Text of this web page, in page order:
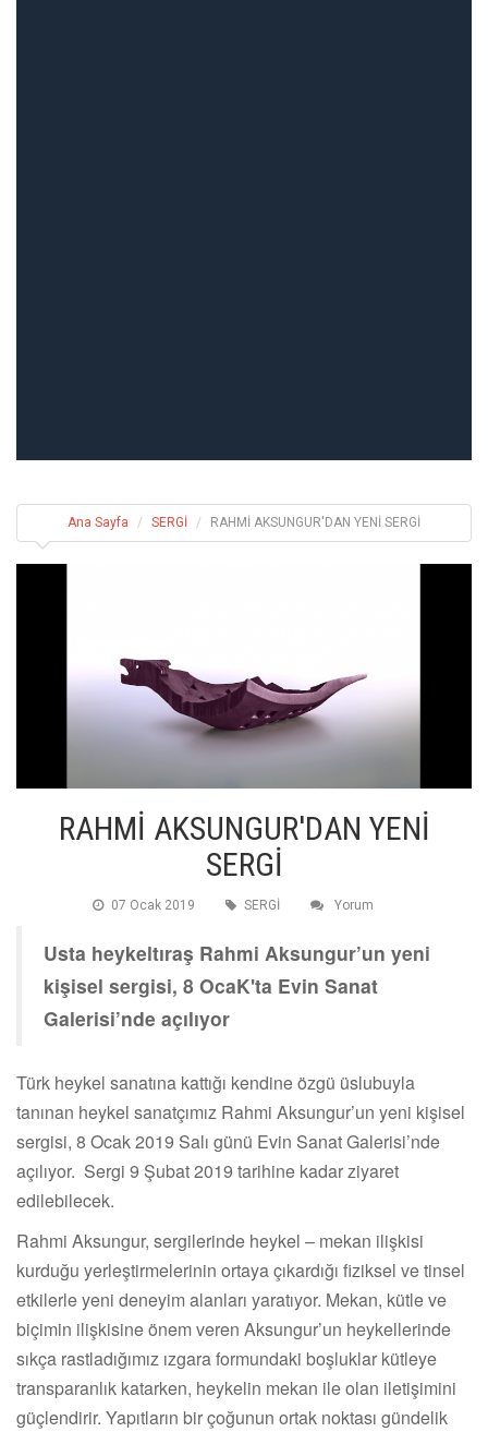
Ana Sayfa SERGİ RAHMİ AKSUNGUR'DAN YENİ SERGİ
RAHMİ AKSUNGUR'DAN YENİ
SERGİ
07 Ocak 2019 SERGİ Yorum
Usta heykeltıraş Rahmi Aksungur’un yeni
kişisel sergisi, 8 OcaK'ta Evin Sanat
Galerisi’nde açılıyor
Türk heykel sanatına kattığı kendine özgü üslubuyla
tanınan heykel sanatçımız Rahmi Aksungur’un yeni kişisel
sergisi, 8 Ocak 2019 Salı günü Evin Sanat Galerisi’nde
açılıyor. Sergi 9 Şubat 2019 tarihine kadar ziyaret
edilebilecek.
Rahmi Aksungur, sergilerinde heykel – mekan ilişkisi
kurduğu yerleştirmelerinin ortaya çıkardığı fiziksel ve tinsel
etkilerle yeni deneyim alanları yaratıyor. Mekan, kütle ve
biçimin ilişkisine önem veren Aksungur’un heykellerinde
sıkça rastladığımız ızgara formundaki boşluklar kütleye
transparanlık katarken, heykelin mekan ile olan iletişimini
güçlendirir. Yapıtların bir çoğunun ortak noktası gündelik